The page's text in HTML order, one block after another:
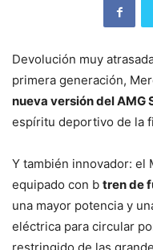
Devolución muy
primera generación,
nueva versión del AMG
espíritu deportivo de la
Y también innovador: el
equipado con b tren de
una mayor potencia y
eléctrica para circular